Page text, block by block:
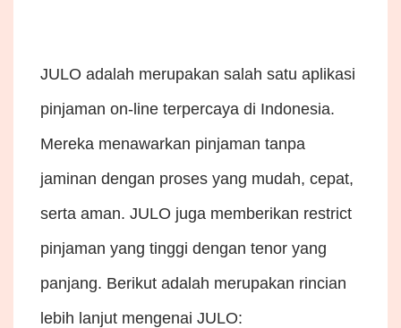
JULO adalah merupakan salah satu aplikasi
pinjaman on-line terpercaya di Indonesia.
Mereka menawarkan pinjaman tanpa
jaminan dengan proses yang mudah, cepat,
serta aman. JULO juga memberikan restrict
pinjaman yang tinggi dengan tenor yang
panjang. Berikut adalah merupakan rincian
lebih lanjut mengenai JULO: